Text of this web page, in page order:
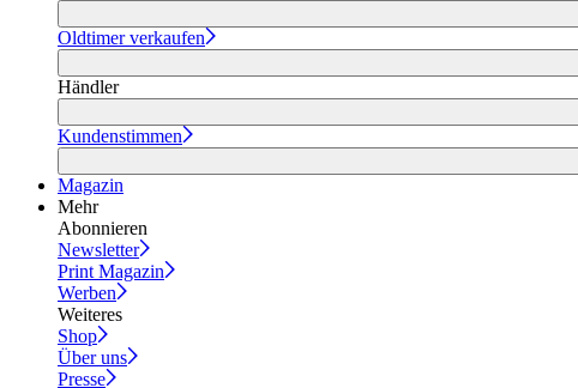
Oldtimer verkaufen
Händler
Kundenstimmen
Magazin
Mehr
Abonnieren
Newsletter
Print Magazin
Werben
Weiteres
Shop
Über uns
Presse